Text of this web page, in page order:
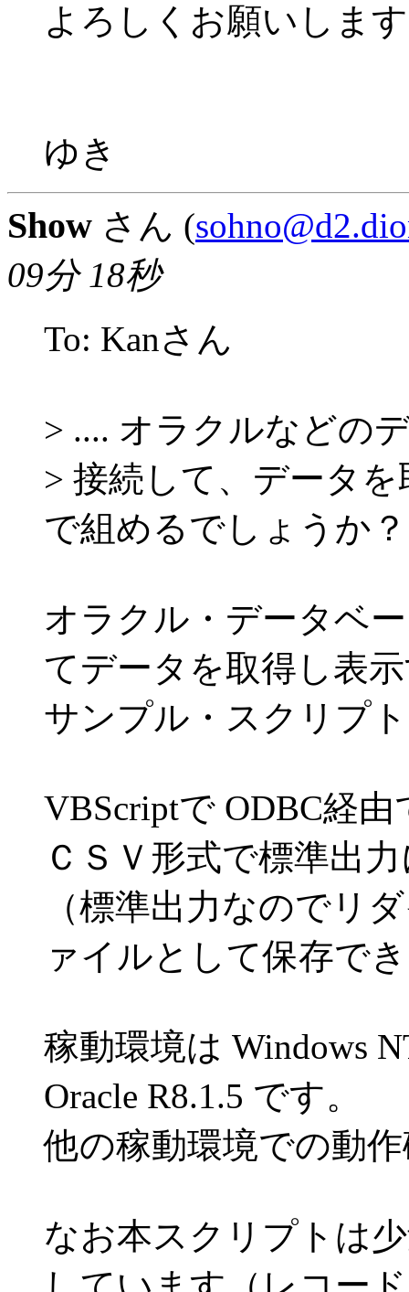
よろしくお願いしま
ゆき
Show さん (
09分 18秒
To: Kanさん
> .... オラクルなどの
> 接続して、データ
で組めるでしょうか？
オラクル・データベ
てデータを取得し表
サンプル・スクリプ
VBScriptで ODBC経
ＣＳＶ形式で標準出
（標準出力なのでリ
ァイルとして保存で
稼動環境は Windows
Oracle R8.1.5 です。
他の稼動環境での動
なお本スクリプトは